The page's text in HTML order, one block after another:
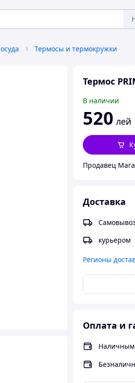
Термосы и термокружки
Термос
В наличии
520 лей
Продавец
Доставка
курьером
Регионы
Оплата и